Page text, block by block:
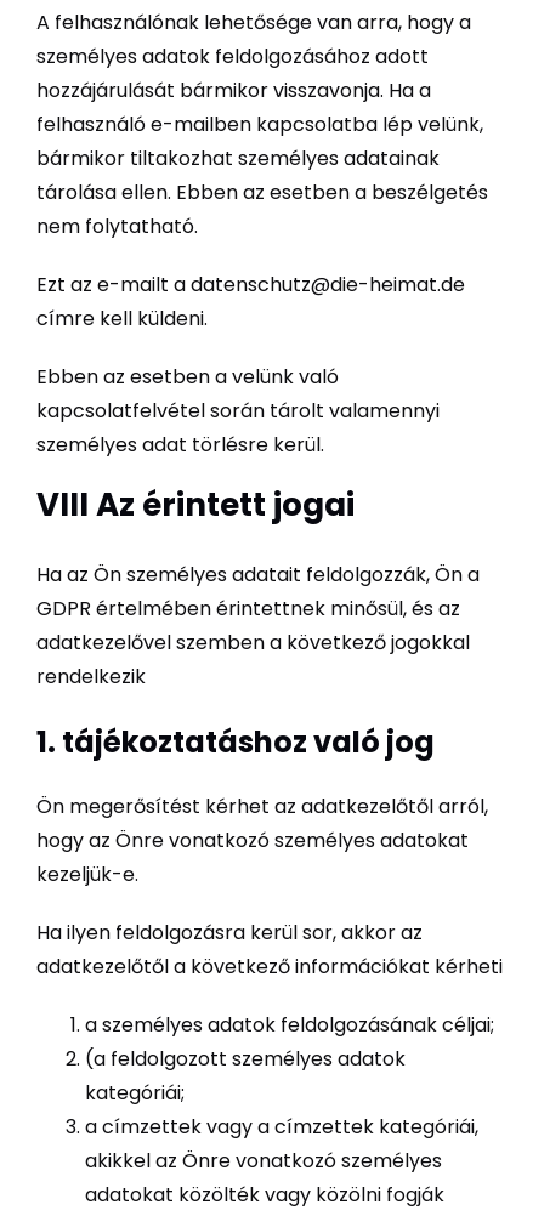
A felhasználónak lehetősége van arra, hogy a
személyes adatok feldolgozásához adott
hozzájárulását bármikor visszavonja. Ha a
felhasználó e-mailben kapcsolatba lép velünk,
bármikor tiltakozhat személyes adatainak
tárolása ellen. Ebben az esetben a beszélgetés
nem folytatható.
Ezt az e-mailt a datenschutz@die-heimat.de
címre kell küldeni.
Ebben az esetben a velünk való
kapcsolatfelvétel során tárolt valamennyi
személyes adat törlésre kerül.
VIII Az érintett jogai
Ha az Ön személyes adatait feldolgozzák, Ön a
GDPR értelmében érintettnek minősül, és az
adatkezelővel szemben a következő jogokkal
rendelkezik
1. tájékoztatáshoz való jog
Ön megerősítést kérhet az adatkezelőtől arról,
hogy az Önre vonatkozó személyes adatokat
kezeljük-e.
Ha ilyen feldolgozásra kerül sor, akkor az
adatkezelőtől a következő információkat kérheti
a személyes adatok feldolgozásának céljai;
(a feldolgozott személyes adatok
kategóriái;
a címzettek vagy a címzettek kategóriái,
akikkel az Önre vonatkozó személyes
adatokat közölték vagy közölni fogják